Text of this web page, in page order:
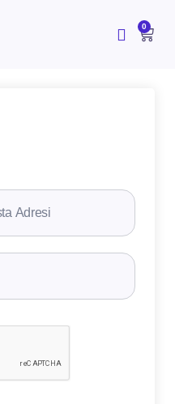
0